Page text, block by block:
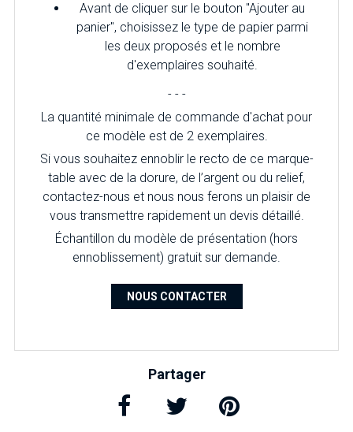
Avant de cliquer sur le bouton "Ajouter au
panier", choisissez le type de papier parmi
les deux proposés et le nombre
d'exemplaires souhaité.
- - -
La quantité minimale de commande d'achat pour
ce modèle est de 2 exemplaires.
Si vous souhaitez ennoblir le recto de ce marque-
table avec de la dorure, de l’argent ou du relief,
contactez-nous et nous nous ferons un plaisir de
vous transmettre rapidement un devis détaillé.
Échantillon du modèle de présentation (hors
ennoblissement) gratuit sur demande.
NOUS CONTACTER
Partager